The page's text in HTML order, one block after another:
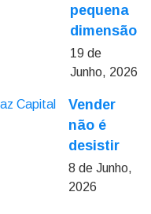
pequena
dimensão
19 de
Junho, 2026
Vender
não é
desistir
8 de Junho,
2026